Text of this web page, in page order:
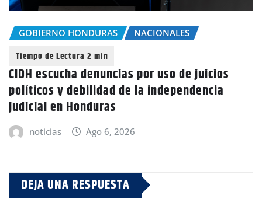
GOBIERNO HONDURAS NACIONALES
CIDH escucha denuncias por uso de juicios
políticos y debilidad de la independencia
judicial en Honduras
noticias Ago 6, 2026
DEJA UNA RESPUESTA